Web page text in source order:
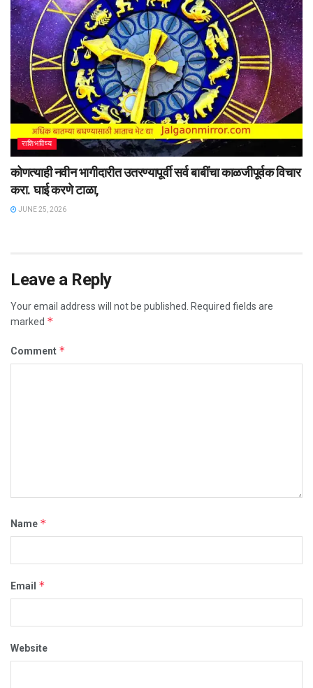
राशिभविष्य
कोणत्याही नवीन भागीदारीत उतरण्यापूर्वी सर्व बाबींचा काळजीपूर्वक विचार
करा. घाई करणे टाळा,
JUNE 25, 2026
Leave a Reply
Your email address will not be published.
Required fields are
marked *
Comment *
Name *
Email *
Website